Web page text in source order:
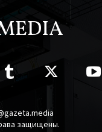
защищены.